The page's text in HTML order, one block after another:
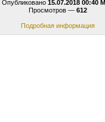
Опубликовано 15.07.2018 00:40
Просмотров — 612
Подробная информация